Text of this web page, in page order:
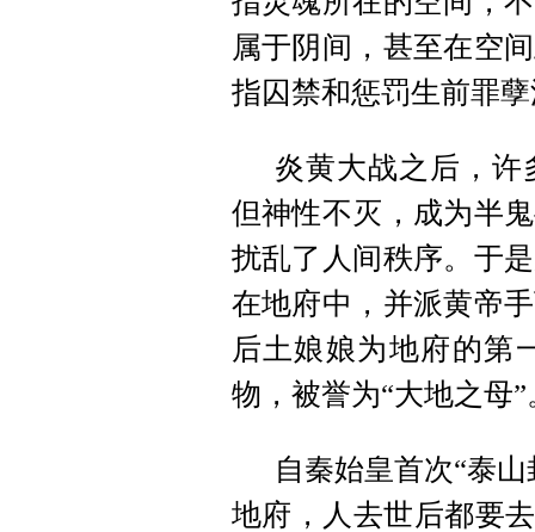
属于阴间，甚至在空
指囚禁和惩罚生前罪
炎黄大战之后，
但神性不灭，成为半
扰乱了人间秩序。于
在地府中，并派黄帝
后土娘娘为地府的第
物，被誉为“大地之母”
自秦始皇首次“泰
地府，人去世后都要